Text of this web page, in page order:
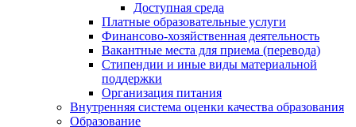
Доступная среда
Платные образовательные услуги
Финансово-хозяйственная деятельность
Вакантные места для приема (перевода)
Стипендии и иные виды материальной
поддержки
Организация питания
Внутренняя система оценки качества образования
Образование